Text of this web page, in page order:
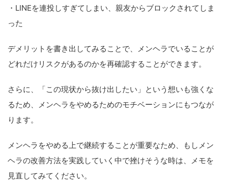
・LINEを連投しすぎてしまい、親友からブロックされてしま
った
デメリットを書き出してみることで、メンヘラでいることが
どれだけリスクがあるのかを再確認することができます。
さらに、「この現状から抜け出したい」という想いも強くな
るため、メンヘラをやめるためのモチベーションにもつなが
ります。
メンヘラをやめる上で継続することが重要なため、もしメン
ヘラの改善方法を実践していく中で挫けそうな時は、メモを
見直してみてください。